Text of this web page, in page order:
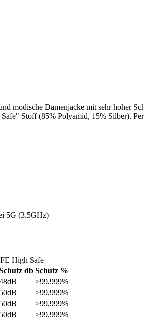
modische Damenjacke mit sehr hoher
Stoff (85% Polyamid, 15% Silber).
5G (3.5GHz)
High Safe
Schutz db Schutz %
48dB
>99,999%
50dB
>99,999%
50dB
>99,999%
50dB
>99,999%